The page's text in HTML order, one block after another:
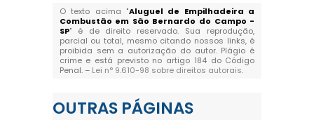
O texto acima "Aluguel de Empilhadeira a
Combustão em São Bernardo do Campo -
SP" é de direito reservado. Sua reprodução,
parcial ou total, mesmo citando nossos links, é
proibida sem a autorização do autor. Plágio é
crime e está previsto no artigo 184 do Código
Penal. – Lei n° 9.610-98 sobre direitos autorais.
OUTRAS PÁGINAS